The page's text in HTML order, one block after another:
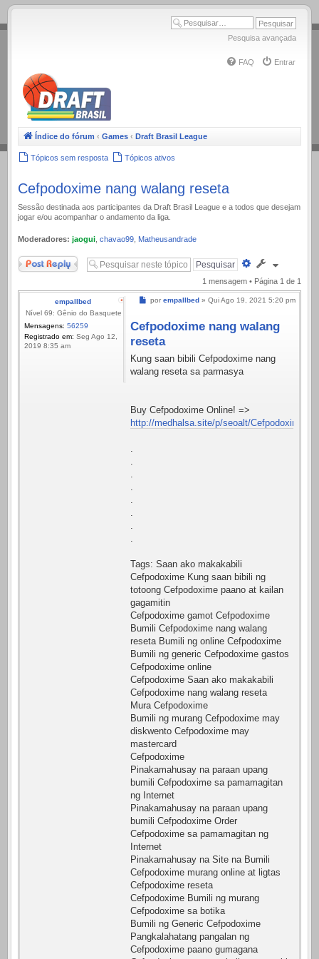
.
Pesquisa avançada
FAQ Entrar
Índice do fórum ‹ Games ‹ Draft Brasil League
Tópicos sem resposta Tópicos ativos
Cefpodoxime nang walang reseta
Sessão destinada aos participantes da Draft Brasil League e a todos que desejam
jogar e/ou acompanhar o andamento da liga.
Moderadores: jaogui chavao99 Matheusandrade
Responder
Pesquisa
avançada
1 mensagem • Página 1 de 1
empallbed
Nível 69: Gênio do Basquete
Mensagens: 56259
Registrado em: Seg Ago 12,
2019 8:35 am
Mensagem
por empallbed » Qui Ago 19, 2021 5:20 pm
Cefpodoxime nang walang
reseta
Kung saan bibili Cefpodoxime nang
walang reseta sa parmasya
Buy Cefpodoxime Online! =>
http://medhalsa.site/p/seoalt/
.
.
.
.
.
.
.
.
Tags: Saan ako makakabili
Cefpodoxime Kung saan bibili ng
totoong Cefpodoxime paano at kailan
gagamitin
Cefpodoxime gamot Cefpodoxime
Bumili Cefpodoxime nang walang
reseta Bumili ng online Cefpodoxime
Bumili ng generic Cefpodoxime gastos
Cefpodoxime online
Cefpodoxime Saan ako makakabili
Cefpodoxime nang walang reseta
Mura Cefpodoxime
Bumili ng murang Cefpodoxime may
diskwento Cefpodoxime may
mastercard
Cefpodoxime
Pinakamahusay na paraan upang
bumili Cefpodoxime sa pamamagitan
ng Internet
Pinakamahusay na paraan upang
bumili Cefpodoxime Order
Cefpodoxime sa pamamagitan ng
Internet
Pinakamahusay na Site na Bumili
Cefpodoxime murang online at ligtas
Cefpodoxime reseta
Cefpodoxime Bumili ng murang
Cefpodoxime sa botika
Bumili ng Generic Cefpodoxime
Pangkalahatang pangalan ng
Cefpodoxime paano gumagana